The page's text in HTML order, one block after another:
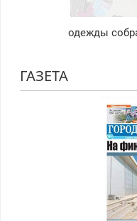
одежды
ГАЗЕТА